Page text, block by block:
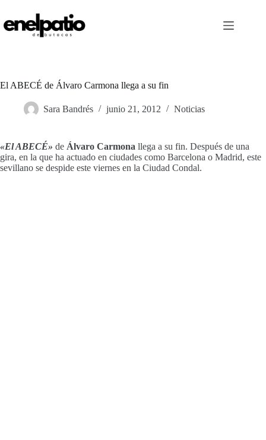
contenido
El ABECÉ de Álvaro Carmona llega a su fin
Sara Bandrés junio 21, 2012 Noticias
«El ABECÉ» de Álvaro Carmona llega a su fin. Después de una
gira, en la que ha actuado en ciudades como Barcelona o Madrid, este
sevillano se despide este viernes en la Ciudad Condal.